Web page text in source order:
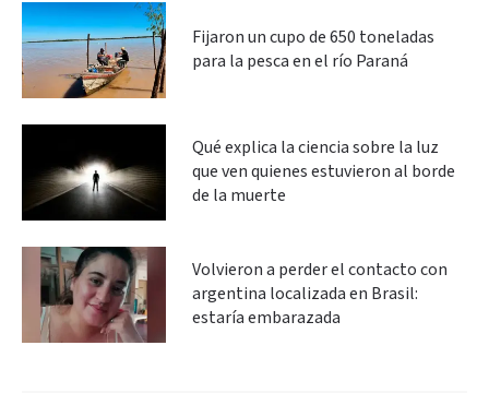
Fijaron un cupo de 650 toneladas
para la pesca en el río Paraná
Qué explica la ciencia sobre la luz
que ven quienes estuvieron al borde
de la muerte
Volvieron a perder el contacto con
argentina localizada en Brasil:
estaría embarazada